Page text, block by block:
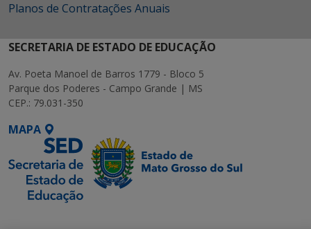
Planos de Contratações Anuais
SECRETARIA DE ESTADO DE EDUCAÇÃO
Av. Poeta Manoel de Barros 1779 - Bloco 5
Parque dos Poderes - Campo Grande | MS
CEP.: 79.031-350
MAPA